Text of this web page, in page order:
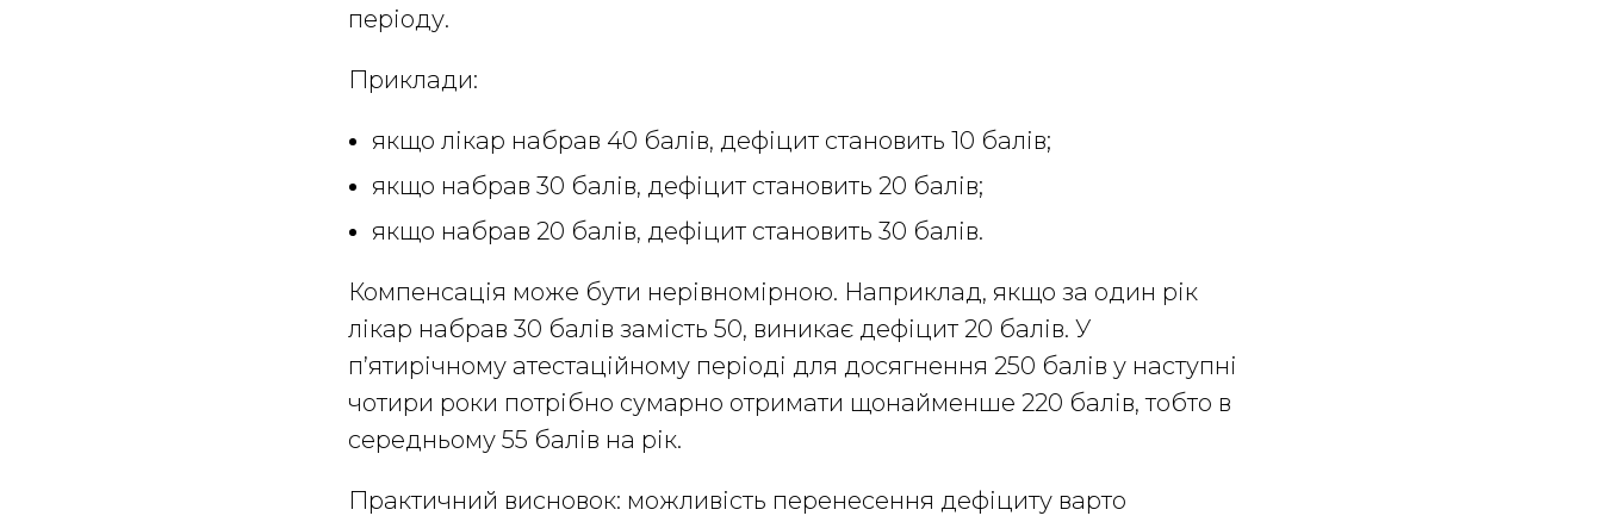
періоду.
Приклади:
якщо лікар набрав 40 балів, дефіцит становить 10 балів;
якщо набрав 30 балів, дефіцит становить 20 балів;
якщо набрав 20 балів, дефіцит становить 30 балів.
Компенсація може бути нерівномірною. Наприклад, якщо за один рік
лікар набрав 30 балів замість 50, виникає дефіцит 20 балів. У
п’ятирічному атестаційному періоді для досягнення 250 балів у наступні
чотири роки потрібно сумарно отримати щонайменше 220 балів, тобто в
середньому 55 балів на рік.
Практичний висновок: можливість перенесення дефіциту варто